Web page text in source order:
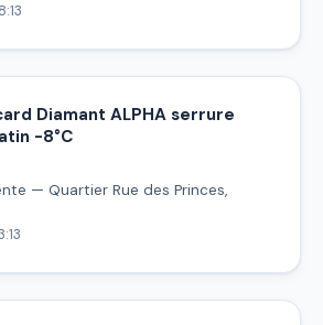
Diamant ALPHA serrure
-8°C
— Quartier Rue des Princes,